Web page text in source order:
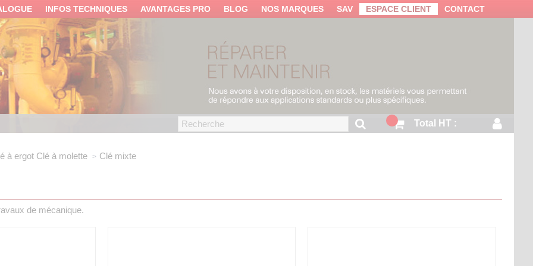
INFOS TECHNIQUES AVANTAGES PRO BLOG NOS MARQUES SAV ESPACE CLIENT CONTACT
Total HT :
à ergot Clé à molette Clé mixte
de mécanique.